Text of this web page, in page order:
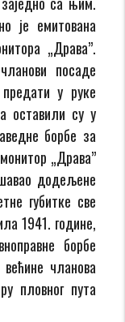
је емитована
„Драва”.
посаде
у руке
оставили су у
борбе за
„Драва”
додељене
губитке све
1941. године,
борбе
чланова
пловног пута